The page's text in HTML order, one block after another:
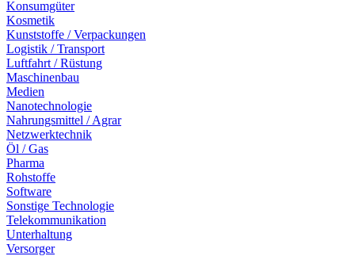
Konsumgüter
Kosmetik
Kunststoffe / Verpackungen
Logistik / Transport
Luftfahrt / Rüstung
Maschinenbau
Medien
Nanotechnologie
Nahrungsmittel / Agrar
Netzwerktechnik
Öl / Gas
Pharma
Rohstoffe
Software
Sonstige Technologie
Telekommunikation
Unterhaltung
Versorger